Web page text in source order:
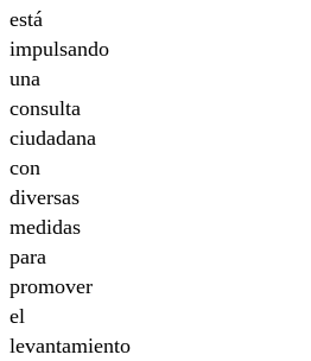
está
impulsando
una
consulta
ciudadana
con
diversas
medidas
para
promover
el
levantamiento